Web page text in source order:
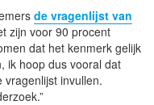
de vragenlijst van
zijn voor 90 procent
dat het kenmerk gelijk
ik hoop dus vooral dat
invullen.